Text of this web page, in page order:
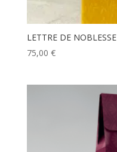
LETTRE DE NOBLESSE
75,00 €